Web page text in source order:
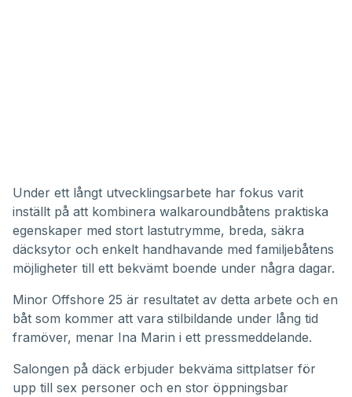
Under ett långt utvecklingsarbete har fokus varit
inställt på att kombinera walkaroundbåtens praktiska
egenskaper med stort lastutrymme, breda, säkra
däcksytor och enkelt handhavande med familjebåtens
möjligheter till ett bekvämt boende under några dagar.
Minor Offshore 25 är resultatet av detta arbete och en
båt som kommer att vara stilbildande under lång tid
framöver, menar Ina Marin i ett pressmeddelande.
Salongen på däck erbjuder bekväma sittplatser för
upp till sex personer och en stor öppningsbar